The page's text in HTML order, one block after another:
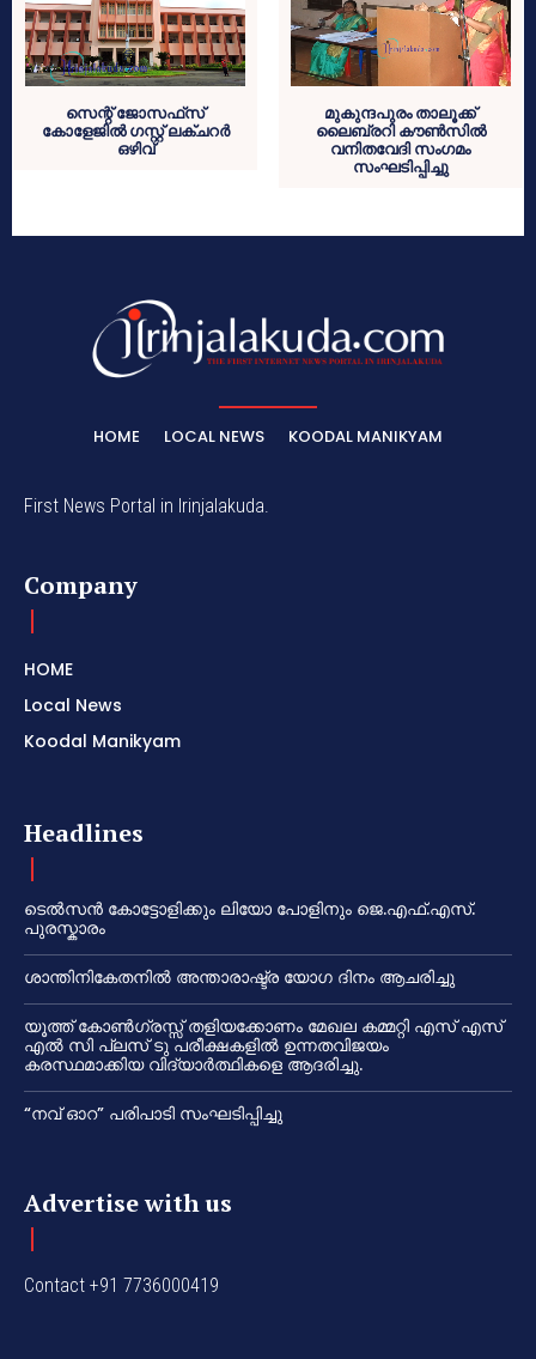
സെന്റ് ജോസഫ്‌സ്
കോളേജില്‍ ഗസ്റ്റ് ലക്ചറര്‍
ഒഴിവ്
മുകുന്ദപുരം താലൂക്ക്
ലൈബ്രറി കൗണ്‍സില്‍
വനിതവേദി സംഗമം
സംഘടിപ്പിച്ചു
HOME LOCAL NEWS KOODAL MANIKYAM
First News Portal in Irinjalakuda.
Company
HOME
Local News
Koodal Manikyam
Headlines
ടെൽസൻ കോട്ടോളിക്കും ലിയോ പോളിനും ജെ.എഫ്.എസ്.
പുരസ്കാരം
ശാന്തിനികേതനിൽ അന്താരാഷ്ട്ര യോഗ ദിനം ആചരിച്ചു
യൂത്ത് കോൺഗ്രസ്സ് തളിയക്കോണം മേഖല കമ്മറ്റി എസ് എസ്
എൽ സി പ്ലസ് ടു പരീക്ഷകളിൽ ഉന്നതവിജയം
കരസ്ഥമാക്കിയ വിദ്യാർത്ഥികളെ ആദരിച്ചു.
“നവ് ഓറ” പരിപാടി സംഘടിപ്പിച്ചു
Advertise with us
Contact +91 7736000419